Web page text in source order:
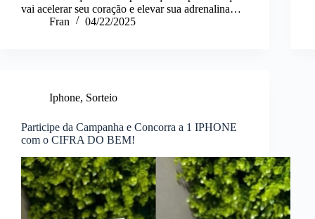
vai acelerar seu coração e elevar sua adrenalina…
Fran
04/22/2025
Iphone, Sorteio
Participe da Campanha e Concorra a 1 IPHONE
com o CIFRA DO BEM!